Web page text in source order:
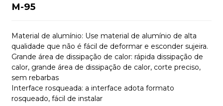
M-95
Material de alumínio: Use material de alumínio de alta
qualidade que não é fácil de deformar e esconder sujeira.
Grande área de dissipação de calor: rápida dissipação de
calor, grande área de dissipação de calor, corte preciso,
sem rebarbas
Interface rosqueada: a interface adota formato
rosqueado, fácil de instalar